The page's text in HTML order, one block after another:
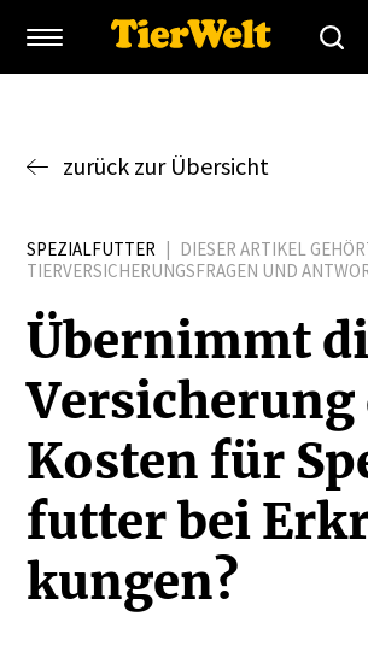
zurück zur Übersicht
SPEZIALFUTTER | DIESER ARTIKEL
TIERVERSICHERUNGSFRAGEN UND
Übernimmt
Versi­cherung
Kosten für
futter bei
kungen?